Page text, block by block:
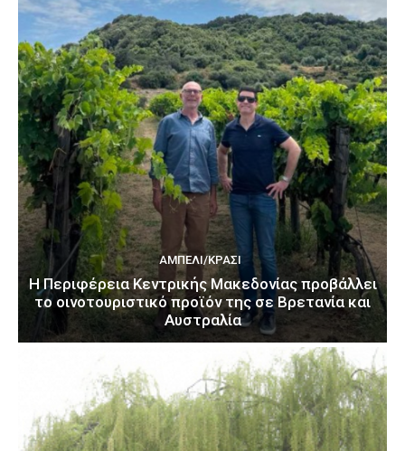
ΑΜΠΈΛΙ/ΚΡΑΣΊ
H Περιφέρεια Κεντρικής Μακεδονίας προβάλλει
το οινοτουριστικό προϊόν της σε Βρετανία και
Αυστραλία